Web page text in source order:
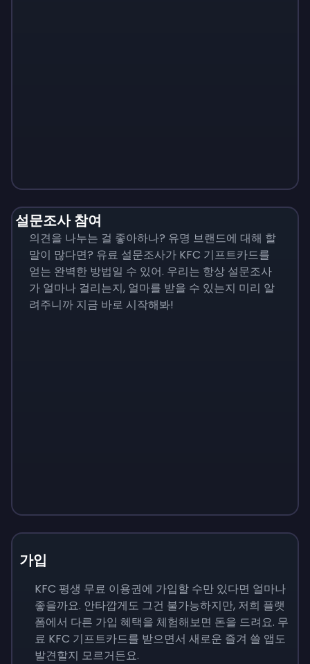
설문조사 참여
의견을 나누는 걸 좋아하나? 유명 브랜드에 대해 할
말이 많다면? 유료 설문조사가 KFC 기프트카드를
얻는 완벽한 방법일 수 있어. 우리는 항상 설문조사
가 얼마나 걸리는지, 얼마를 받을 수 있는지 미리 알
려주니까 지금 바로 시작해봐!
가입
KFC 평생 무료 이용권에 가입할 수만 있다면 얼마나
좋을까요. 안타깝게도 그건 불가능하지만, 저희 플랫
폼에서 다른 가입 혜택을 체험해보면 돈을 드려요. 무
료 KFC 기프트카드를 받으면서 새로운 즐겨 쓸 앱도
발견할지 모르거든요.